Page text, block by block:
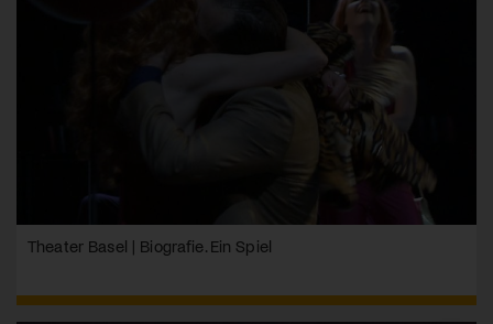
Theater Basel | Biografie. Ein Spiel